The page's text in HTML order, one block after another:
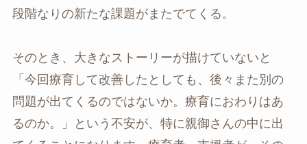
段階なりの新たな課題がまたでてくる。
そのとき、大きなストーリーが描けていないと
「今回療育して改善したとしても、後々また別の
問題が出てくるのではないか。療育におわりはあ
るのか。」という不安が、特に親御さんの中に出